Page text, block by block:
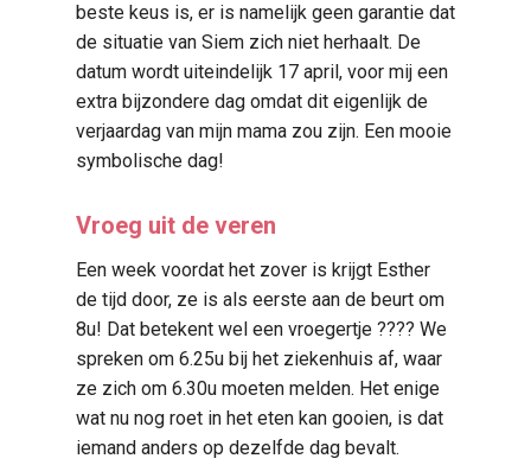
beste keus is, er is namelijk geen garantie dat
de situatie van Siem zich niet herhaalt. De
datum wordt uiteindelijk 17 april, voor mij een
extra bijzondere dag omdat dit eigenlijk de
verjaardag van mijn mama zou zijn. Een mooie
symbolische dag!
Vroeg uit de veren
Een week voordat het zover is krijgt Esther
de tijd door, ze is als eerste aan de beurt om
8u! Dat betekent wel een vroegertje ???? We
spreken om 6.25u bij het ziekenhuis af, waar
ze zich om 6.30u moeten melden. Het enige
wat nu nog roet in het eten kan gooien, is dat
iemand anders op dezelfde dag bevalt.